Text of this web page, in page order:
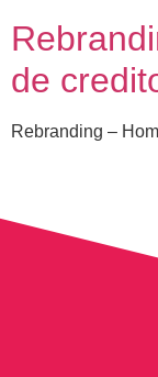
de
Rebranding –